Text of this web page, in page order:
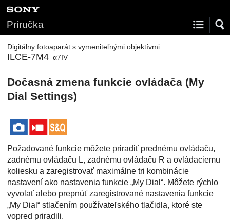
Príručka
Digitálny fotoaparát s vymeniteľnými objektívmi
ILCE-7M4 α7IV
Dočasná zmena funkcie ovládača (My
Dial Settings)
Požadované funkcie môžete priradiť prednému ovládaču,
zadnému ovládaču L, zadnému ovládaču R a ovládaciemu
koliesku a zaregistrovať maximálne tri kombinácie
nastavení ako nastavenia funkcie „My Dial“. Môžete rýchlo
vyvolať alebo prepnúť zaregistrované nastavenia funkcie
„My Dial“ stlačením používateľského tlačidla, ktoré ste
vopred priradili.